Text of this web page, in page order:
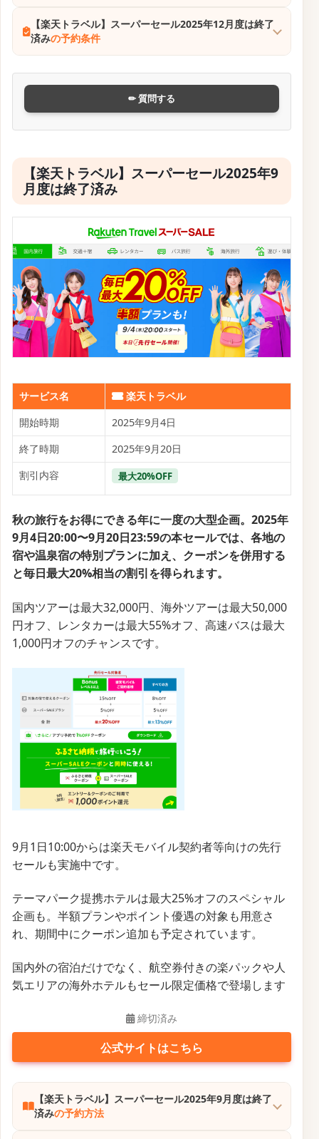
【楽天トラベル】スーパーセール2025年12月度は終了
済みの予約条件
✏ 質問する
【楽天トラベル】スーパーセール2025年9
月度は終了済み
サービス名
楽天トラベル
開始時期
2025年9月4日
終了時期
2025年9月20日
割引内容
最大20%OFF
秋の旅行をお得にできる年に一度の大型企画。2025年
9月4日20:00〜9月20日23:59の本セールでは、各地の
宿や温泉宿の特別プランに加え、クーポンを併用する
と毎日最大20%相当の割引を得られます。
国内ツアーは最大32,000円、海外ツアーは最大50,000
円オフ、レンタカーは最大55%オフ、高速バスは最大
1,000円オフのチャンスです。
9月1日10:00からは楽天モバイル契約者等向けの先行
セールも実施中です。
テーマパーク提携ホテルは最大25%オフのスペシャル
企画も。半額プランやポイント優遇の対象も用意さ
れ、期間中にクーポン追加も予定されています。
国内外の宿泊だけでなく、航空券付きの楽パックや人
気エリアの海外ホテルもセール限定価格で登場します
締切済み
公式サイトはこちら
【楽天トラベル】スーパーセール2025年9月度は終了
済みの予約方法